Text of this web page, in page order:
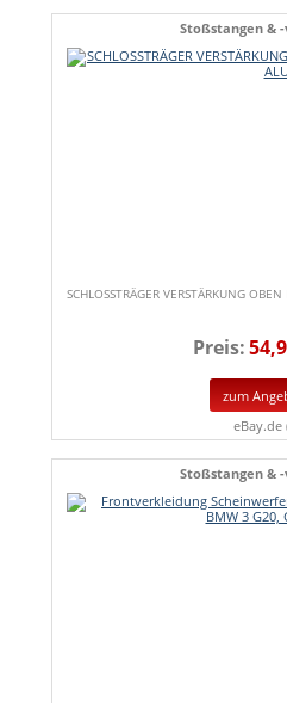
Stoßstangen &
SCHLOSSTRÄGER VERSTÄRKUNG
Preis:
zum
eBay.de
Stoßstangen &